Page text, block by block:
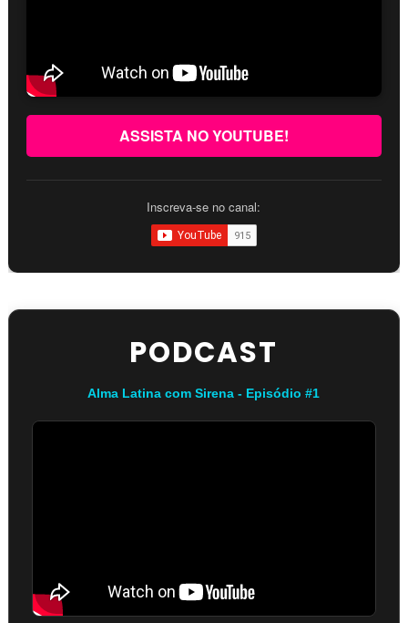
ASSISTA NO YOUTUBE!
Inscreva-se no canal:
PODCAST
Alma Latina com Sirena - Episódio #1